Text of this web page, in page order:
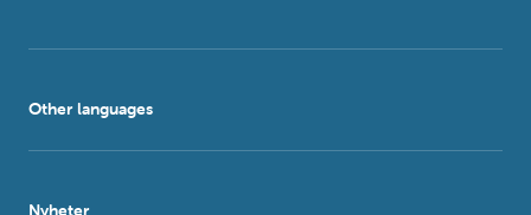
Other languages
Nyheter